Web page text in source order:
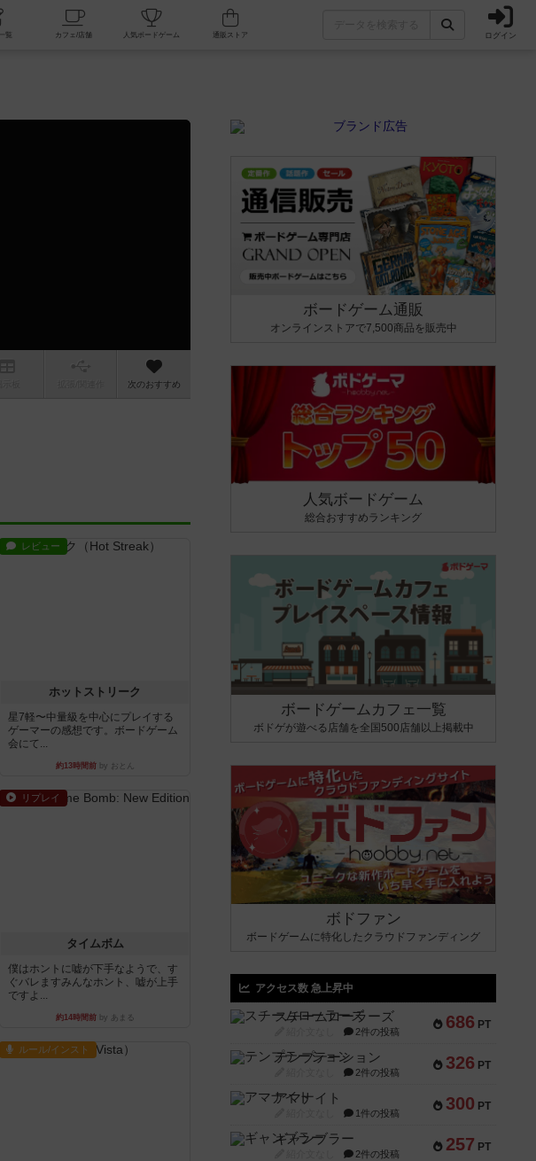
掲示板一覧 カフェ/店舗 人気ボードゲーム ログイン
次のおすすめ
レビュー
ホットストリーク
星7軽〜中量級を中心にプレイする
ゲーマーの感想です。ボードゲーム
会にて...
約13時間前by おとん
リプレイ
タイムボム
僕はホントに嘘が下手なようで、す
ぐバレますみんなホント、嘘が上手
ですよ...
約14時間前by あまる
ルール/インスト
ボードゲーム通販
オンラインストアで7,500商品を販売中
人気ボードゲーム
総合おすすめランキング
ボードゲームカフェ一覧
ボドゲが遊べる店舗を全国500店舗以上掲載中
ボドファン
ボードゲームに特化したクラウドファンディング
アクセス数 急上昇中
686 PT
スチームローラーズ
2件の投稿
326 PT
テンプテーション
2件の投稿
300 PT
アマナイト
1件の投稿
257 PT
ギャンブラー
2件の投稿